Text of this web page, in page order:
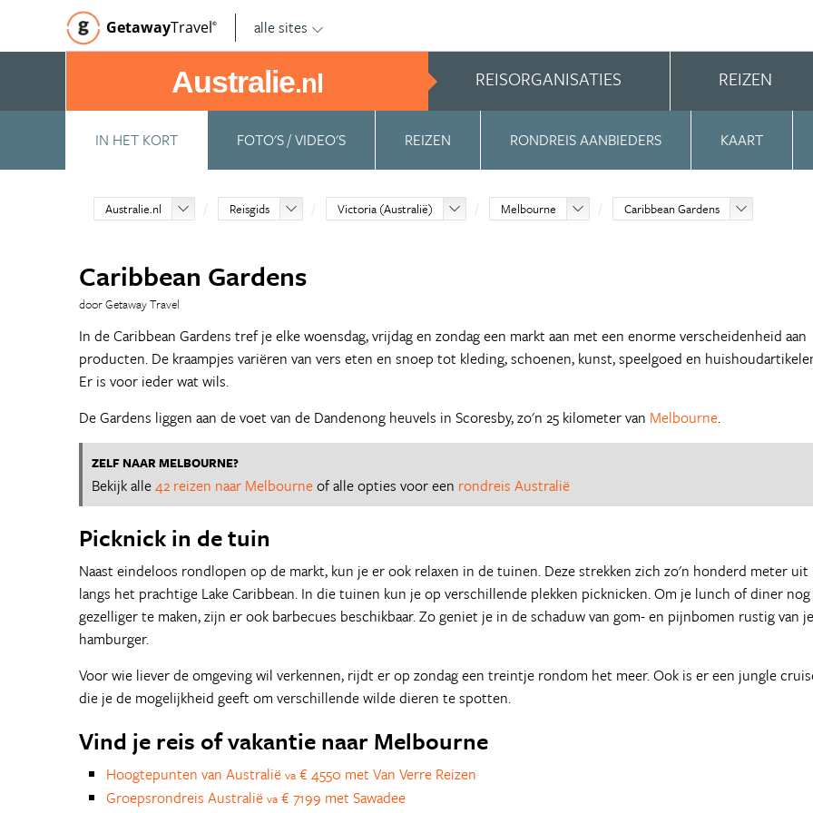
GetawayTravel© alle sites
Australie.nl REISORGANISATIES REIZEN
IN HET KORT FOTO'S / VIDEO'S REIZEN RONDREIS AANBIEDERS KAART
Australie.nl Reisgids Victoria (Australië) Melbourne Caribbean Gardens
Caribbean Gardens
door Getaway Travel
In de Caribbean Gardens tref je elke woensdag, vrijdag en zondag een markt aan met een enorme verscheidenheid aan
producten. De kraampjes variëren van vers eten en snoep tot kleding, schoenen, kunst, speelgoed en
Er is voor ieder wat wils.
De Gardens liggen aan de voet van de Dandenong heuvels in Scoresby, zo'n 25 kilometer van Melbourne.
ZELF NAAR MELBOURNE?
Bekijk alle42 reizen naar Melbourneof alle opties voor een rondreis Australië
Picknick in de tuin
Naast eindeloos rondlopen op de markt, kun je er ook relaxen in de tuinen. Deze strekken zich zo'n honderd meter uit
langs het prachtige Lake Caribbean. In die tuinen kun je op verschillende plekken picknicken. Om je lunch of diner nog
gezelliger te maken, zijn er ook barbecues beschikbaar. Zo geniet je in de schaduw van gom- en pijnbomen rustig van je
hamburger.
Voor wie liever de omgeving wil verkennen, rijdt er op zondag een treintje rondom het meer. Ook is er een jungle
die je de mogelijkheid geeft om verschillende wilde dieren te spotten.
Vind je reis of vakantie naar Melbourne
Hoogtepunten van Australië va € 4550 met Van Verre Reizen
Groepsrondreis Australië va € 7199 met Sawadee